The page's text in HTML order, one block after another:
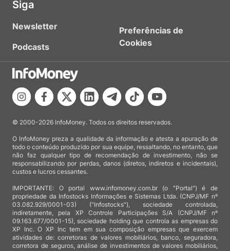
Siga
Newsletter
Podcasts
Preferências de
Cookies
© 2000-2026 InfoMoney. Todos os direitos reservados.
O InfoMoney preza a qualidade da informação e atesta a apuração de
todo o conteúdo produzido por sua equipe, ressaltando, no entanto, que
não faz qualquer tipo de recomendação de investimento, não se
responsabilizando por perdas, danos (diretos, indiretos e incidentais),
custos e lucros cessantes.
IMPORTANTE: O portal www.infomoney.com.br (o "Portal") é de
propriedade da Infostocks Informações e Sistemas Ltda. (CNPJ/MF nº
03.082.929/0001-03) ("Infostocks"), sociedade controlada,
indiretamente, pela XP Controle Participações S/A (CNPJ/MF nº
09.163.677/0001-15), sociedade holding que controla as empresas do
XP Inc. O XP Inc tem em sua composição empresas que exercem
atividades de: corretoras de valores mobiliários, banco, seguradora,
corretora de seguros, análise de investimentos de valores mobiliários,